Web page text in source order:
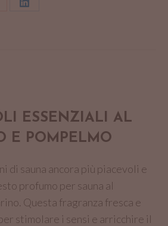
Condividi
ESSENZIALI AL
E POMPELMO
di sauna ancora più piacevoli e
profumo per sauna al
Questa fragranza fresca e
stimolare i sensi e arricchire il